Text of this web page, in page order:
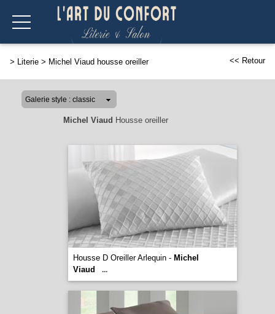
> Literie > Michel Viaud housse oreiller << Retour
Michel Viaud Housse oreiller
Housse D Oreiller Arlequin - Michel
Viaud
...